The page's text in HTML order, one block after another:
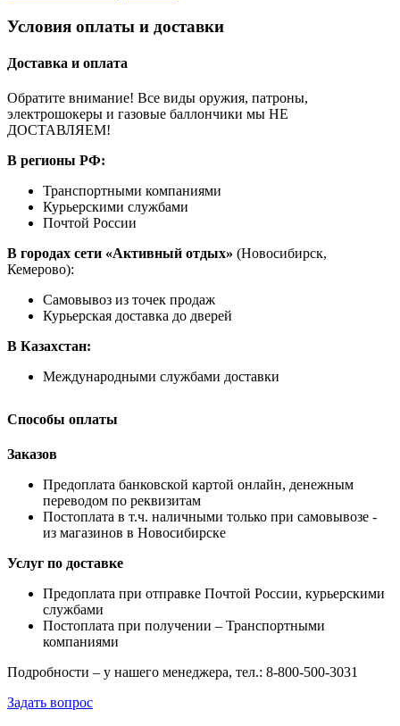
Условия оплаты и доставки
Доставка и оплата
Обратите внимание! Все виды оружия, патроны,
электрошокеры и газовые баллончики мы НЕ
ДОСТАВЛЯЕМ!
В регионы РФ:
Транспортными компаниями
Курьерскими службами
Почтой России
В городах сети «Активный отдых» (Новосибирск,
Кемерово):
Самовывоз из точек продаж
Курьерская доставка до дверей
В Казахстан:
Международными службами доставки
Способы оплаты
Заказов
Предоплата банковской картой онлайн, денежным
переводом по реквизитам
Постоплата в т.ч. наличными только при самовывозе -
из магазинов в Новосибирске
Услуг по доставке
Предоплата при отправке Почтой России, курьерскими
службами
Постоплата при получении – Транспортными
компаниями
Подробности – у нашего менеджера, тел.: 8-800-500-3031
Задать вопрос